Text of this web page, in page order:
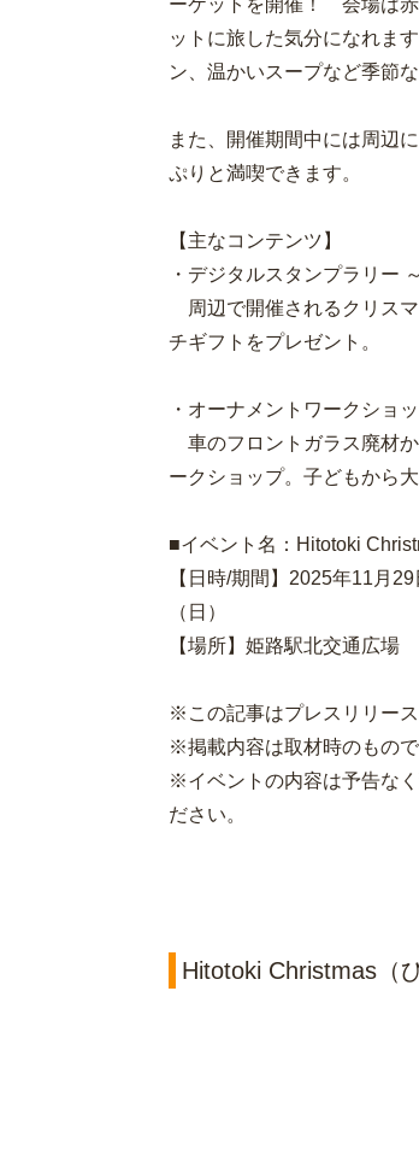
ーケットを開催！ 会場は赤
ットに旅した気分になれま
ン、温かいスープなど季節
また、開催期間中には周辺
ぷりと満喫できます。
【主なコンテンツ】
・デジタルスタンプラリー
周辺で開催されるクリス
チギフトをプレゼント。
・オーナメントワークショ
車のフロントガラス廃材
ークショップ。子どもから
■イベント名：Hitotoki
【日時/期間】2025年11月
（日）
【場所】姫路駅北交通広場
※この記事はプレスリリー
※掲載内容は取材時のもので
※イベントの内容は予告な
ださい。
Hitotoki Christmas（